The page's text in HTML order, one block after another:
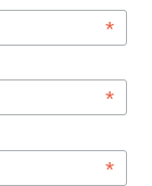
*
*
*